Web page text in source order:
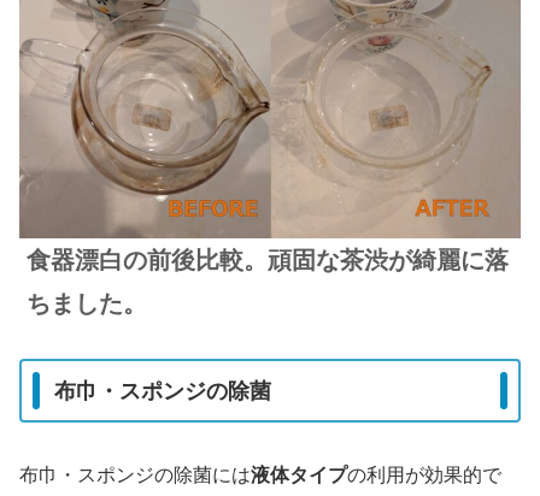
食器漂白の前後比較。頑固な茶渋が綺麗に落
ちました。
布巾・スポンジの除菌
布巾・スポンジの除菌には液体タイプの利用が効果的で